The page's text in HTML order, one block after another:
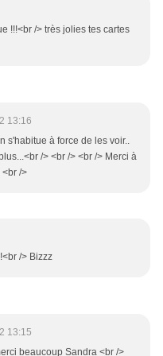
!!!<br /> très jolies tes cartes
13:16
s'habitue à force de les voir..
/> <br /> <br /> Merci à
<br />
/> Bizzz
13:15
beaucoup Sandra <br />